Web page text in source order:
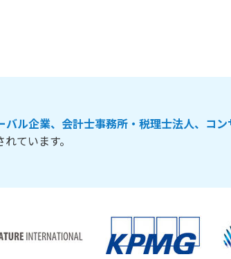
バル企業、会計士事務所・税理士法人、コ
ています。